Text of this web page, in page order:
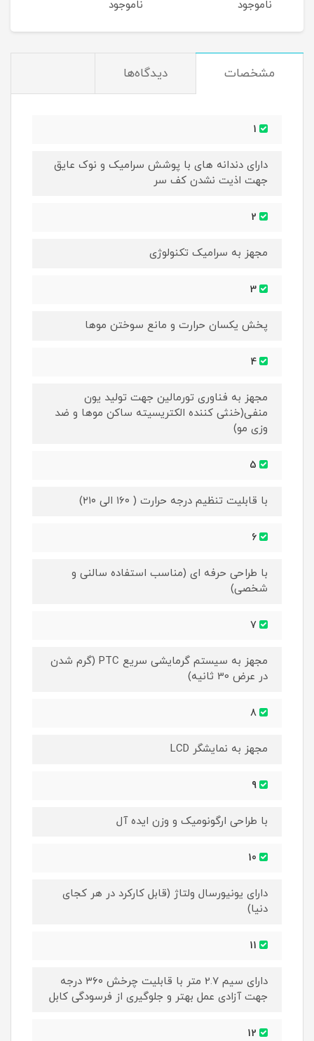
ناموجود ناموجود
مشخصات دیدگاه‌ها
دارای دندانه های با پوشش سرامیک و نوک عایق
جهت اذیت نشدن کف سر
مجهز به سرامیک تکنولوژی
پخش یکسان حرارت و مانع سوختن موها
مجهز به فناوری تورمالین جهت تولید یون
منفی(خنثی کننده الکتریسیته ساکن موها و ضد
وزی مو)
با قابلیت تنظیم درجه حرارت ( ۱۶۰ الی ۲۱۰)
با طراحی حرفه ای (مناسب استفاده سالنی و
شخصی)
مجهز به سیستم گرمایشی سریع PTC (گرم شدن
در عرض 30 ثانیه)
مجهز به نمایشگر LCD
با طراحی ارگونومیک و وزن ایده آل
دارای یونیورسال ولتاژ (قابل کارکرد در هر کجای
دنیا)
دارای سیم 2.7 متر با قابلیت چرخش ۳۶۰ درجه
جهت آزادی عمل بهتر و جلوگیری از فرسودگی کابل